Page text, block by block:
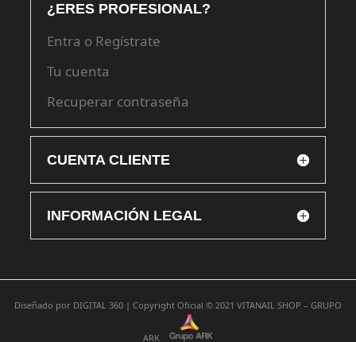
¿ERES PROFESIONAL?
Entra o Regístrate
Tu cuenta
Recuperar contraseña
CUENTA CLIENTE
INFORMACIÓN LEGAL
Diseñado por DIGITAL 360 | Copyright Oficial © 2021 VITANAIL SHOP – GRUPO
ARK